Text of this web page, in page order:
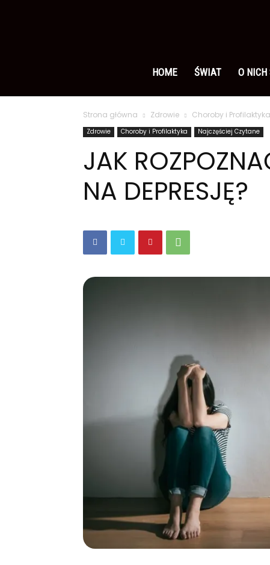
polsku
HOME ŚWIAT O NICH
Strona główna Zdrowie Choroby i Profilaktyka
Zdrowie Choroby i Profilaktyka Najczęściej Czytane
JAK
NA DEPRESJĘ?